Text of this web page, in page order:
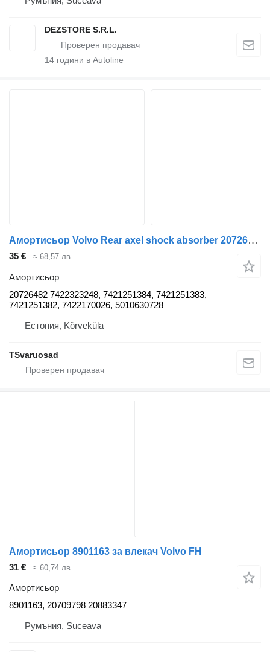
DEZSTORE S.R.L.
14 години в Autoline
Амортисьор Volvo Rear axel shock absorber 20726482 за влекач Volvo FE-280
35 € ≈ 68,57 лв.
Амортисьор
20726482 7422323248, 7421251384, 7421251383,
7421251382, 7422170026, 5010630728
Естония, Kõrveküla
TSvaruosad
Амортисьор 8901163 за влекач Volvo FH
31 €
≈ 60,74 лв.
Амортисьор
8901163, 20709798 20883347
Румъния, Suceava